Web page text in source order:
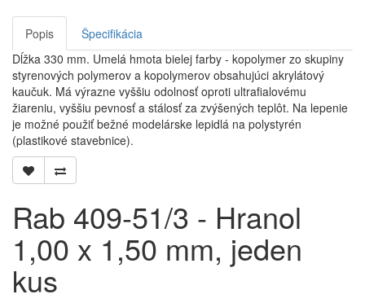
Popis
Špecifikácia
Dĺžka 330 mm. Umelá hmota bielej farby - kopolymer zo skupiny
styrenových polymerov a kopolymerov obsahujúci akrylátový
kaučuk. Má výrazne vyššiu odolnosť oproti ultrafialovému
žiareniu, vyššiu pevnosť a stálosť za zvýšených teplôt. Na lepenie
je možné použiť bežné modelárske lepidlá na polystyrén
(plastikové stavebnice).
Rab 409-51/3 - Hranol
1,00 x 1,50 mm, jeden
kus